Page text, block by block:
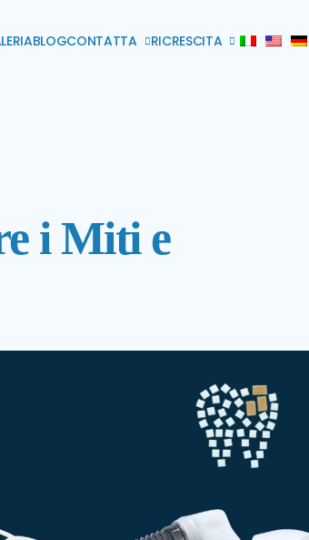
BLOGCONTATTA RICRESCITA
i Miti e